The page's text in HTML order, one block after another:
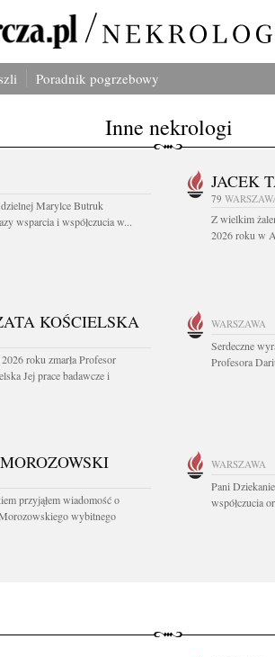
Poradnik pogrzebowy
Inne nekrologi
Marylce Butruk
wsparcia i współczucia w...
JACEK
79
Z wielkim
2026 roku w
KOŚCIELSKA
roku zmarła Profesor
Jej prace badawcze i
WARSZAWA
Serdeczne
Profesora
przyjąłem wiadomość o
wybitnego
WARSZAWA
Pani
współczucia